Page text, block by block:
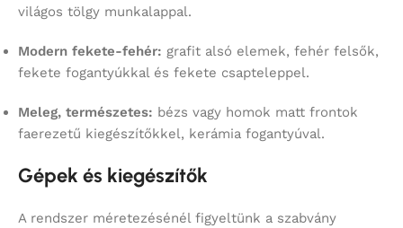
világos tölgy munkalappal.
Modern fekete-fehér: grafit alsó elemek, fehér felsők,
fekete fogantyúkkal és fekete csapteleppel.
Meleg, természetes: bézs vagy homok matt frontok
faerezetű kiegészítőkkel, kerámia fogantyúval.
Gépek és kiegészítők
A rendszer méretezésénél figyeltünk a szabvány